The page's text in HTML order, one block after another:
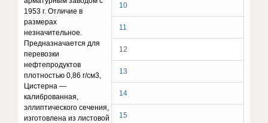
10
11
12
13
14
15
1953 г. Отличие в
размерах
незначительное.
Предназначается для
перевозки
нефтепродуктов
плотностью 0,86 г/см3,
Цистерна —
калиброванная,
эллиптического сечения,
изготовлена из листовой